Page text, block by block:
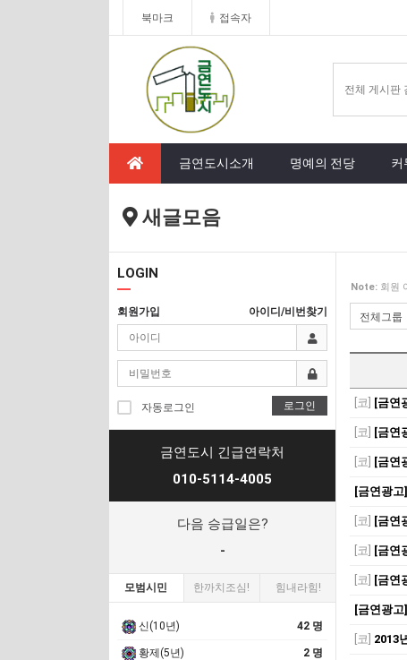
북마크 접속자
금연도시소개 명예의 전당 커
새글모음
LOGIN
회원가입 아이디/비번찾기
자동로그인 로그인
금연도시 긴급연락처
010-5114-4005
다음 승급일은?
-
모범시민 한까치조심! 힘내라힘!
신(10년) 42 명
황제(5년) 2 명
Note: 회원
[코] [금연
[코] [금연
[코] [금연
[금연광
[코] [금연
[코] [금연
[코] [금연
[금연광
[코] 2013